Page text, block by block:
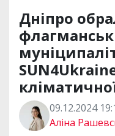
Дніпро
09.12.2024
Аліна